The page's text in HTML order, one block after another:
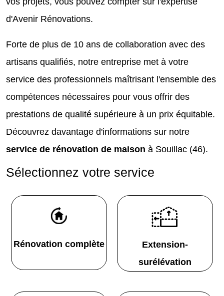
d'Avenir Rénovations.
Forte de plus de 10 ans de collaboration avec des
artisans qualifiés, notre entreprise met à votre
service des professionnels maîtrisant l'ensemble des
compétences nécessaires pour vous offrir des
prestations de qualité supérieure à un prix équitable.
Découvrez davantage d'informations sur notre
service de rénovation de maison à Souillac (46).
Sélectionnez votre service
Rénovation complète
Extension-
surélévation